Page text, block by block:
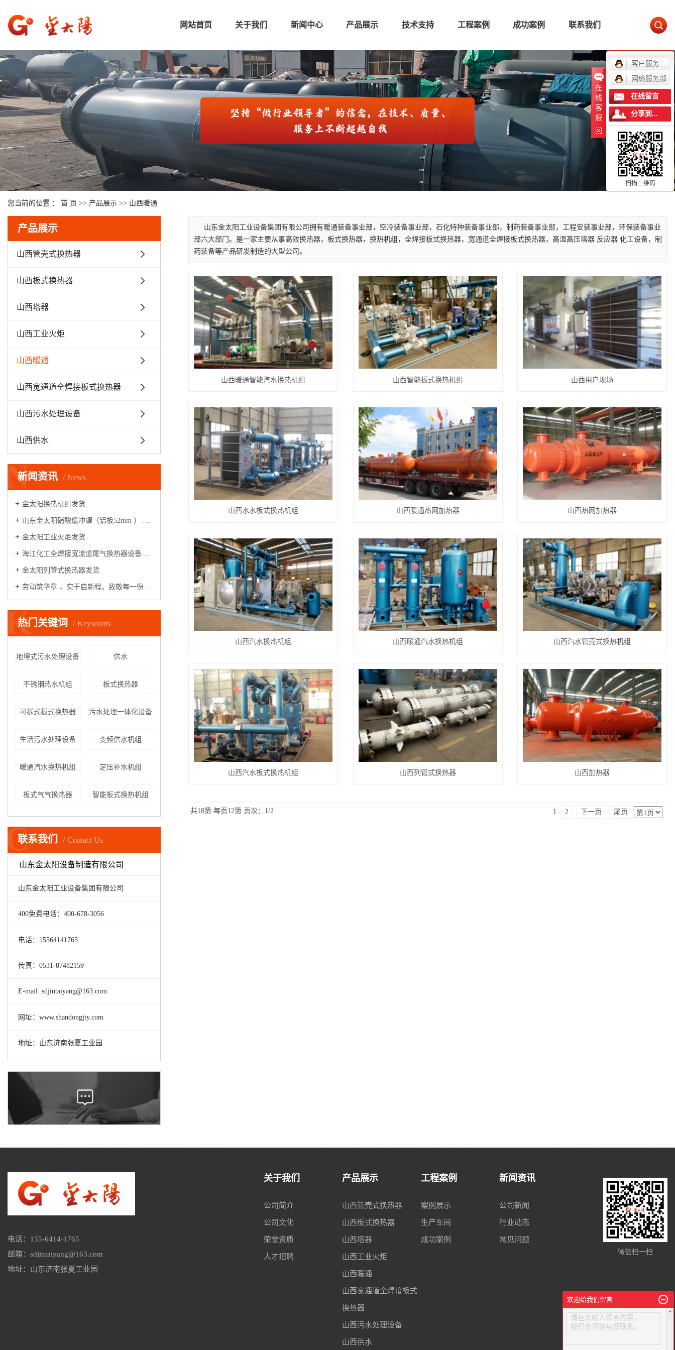
网站首页 关于我们 新闻中心 产品展示 技术支持 工程案例 成功案例 联系我们
您当前的位置 ： 首 页 >> 产品展示 >> 山西暖通
产品展示
山西管壳式换热器
山西板式换热器
山西塔器
山西工业火炬
山西暖通
山西宽通道全焊接板式换热器
山西污水处理设备
山西供水
新闻资讯 News
N
金太阳换热机组发货
山东金太阳硝酸缓冲罐（铝板52mm ） 整装启航
金太阳工业火炬发货
海江化工全焊接宽流道尾气换热器设备，安装运行调试满一年，各项指标满足性能测试条件，验收合格！
金太阳列管式换热器发货
劳动筑华章 ，实干启新程。致敬每一份坚守，致敬一线工作者，五一劳动节快乐！
热门关键词 Keywords
K
地埋式污水处理设备 供水
不锈钢热水机组 板式换热器
可拆式板式换热器 污水处理一体化设备
生活污水处理设备 变频供水机组
暖通汽水换热机组 定压补水机组
板式气气换热器 智能板式换热机组
联系我们 Contact Us
C
山东金太阳设备制造有限公司
山东金太阳工业设备集团有限公司
400免费电话：400-678-3056
电话：15564141765
传真：0531-87482159
E-mail: sdjintaiyang@163.com
网址：www.shandongjty.com
地址：山东济南张夏工业园
山东金太阳工业设备集团有限公司拥有暖通装备事业部，空冷装备事业部，石化特种装备事业部，制药装备事业部，工程安装事业部，环保装备事业
部六大部门。是一家主要从事高效换热器，板式换热器，换热机组，全焊接板式换热器，宽通道全焊接板式换热器，高温高压塔器 反应器 化工设备，制
药装备等产品研发制造的大型公司。
山西暖通智能汽水换热机组 山西智能板式换热机组 山西用户现场
山西水水板式换热机组 山西暖通热网加热器 山西热网加热器
山西汽水换热机组 山西暖通汽水换热机组 山西汽水管壳式换热机组
山西汽水板式换热机组 山西列管式换热器 山西加热器
共18第 每页12第 页次：1/2 1 2 下一页 尾页
电话：155-6414-1765
邮箱：sdjintaiyang@163.com
地址：山东济南张夏工业园
关于我们
公司简介
公司文化
荣誉资质
人才招聘
产品展示
山西管壳式换热器
山西板式换热器
山西塔器
山西工业火炬
山西暖通
山西宽通道全焊接板式
换热器
山西污水处理设备
山西供水
工程案例
案例展示
生产车间
成功案例
新闻资讯
公司新闻
行业动态
常见问题
微信扫一扫
在
线
客
服
客户服务
网络服务部
在线留言
分享到...
扫描二维码
欢迎给我们留言
请在此输入留言内容，
我们会尽快与您联系。